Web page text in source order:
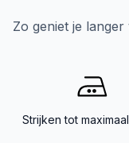
Zo geniet je
Strijken tot